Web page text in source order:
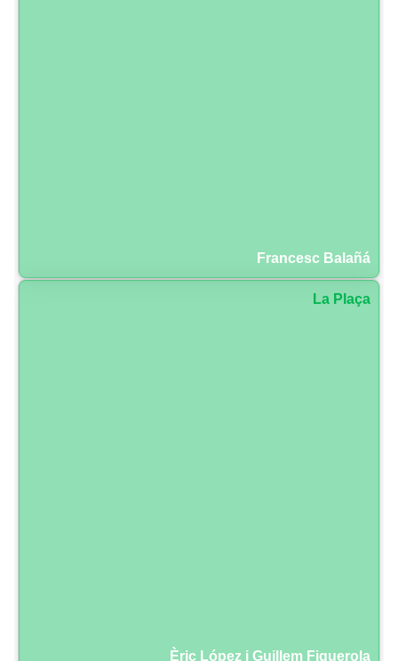
Francesc Balañá
La Plaça
Èric López i Guillem Figuerola